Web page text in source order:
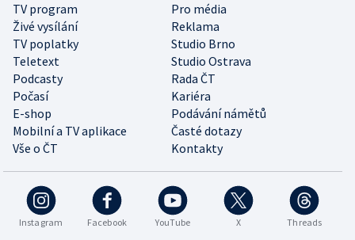
TV program
Pro média
Živé vysílání
Reklama
TV poplatky
Studio Brno
Teletext
Studio Ostrava
Podcasty
Rada ČT
Počasí
Kariéra
E-shop
Podávání námětů
Mobilní a TV aplikace
Časté dotazy
Vše o ČT
Kontakty
Instagram Facebook YouTube X Threads